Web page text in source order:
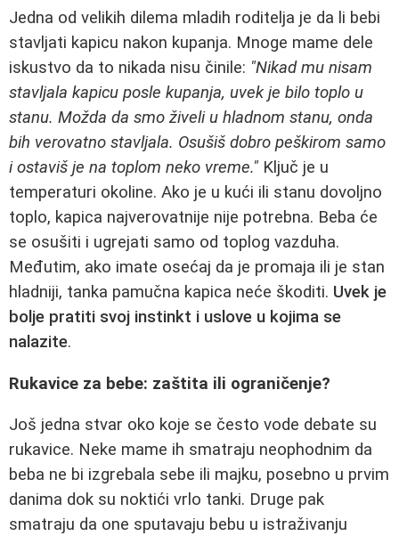
Jedna od velikih dilema mladih roditelja je da li bebi
stavljati kapicu nakon kupanja. Mnoge mame dele
iskustvo da to nikada nisu činile: "Nikad mu nisam
stavljala kapicu posle kupanja, uvek je bilo toplo u
stanu. Možda da smo živeli u hladnom stanu, onda
bih verovatno stavljala. Osušiš dobro peškirom samo
i ostaviš je na toplom neko vreme." Ključ je u
temperaturi okoline. Ako je u kući ili stanu dovoljno
toplo, kapica najverovatnije nije potrebna. Beba će
se osušiti i ugrejati samo od toplog vazduha.
Međutim, ako imate osećaj da je promaја ili je stan
hladniji, tanka pamučna kapica neće škoditi. Uvek je
bolje pratiti svoj instinkt i uslove u kojima se
nalazite.
Rukavice za bebe: zaštita ili ograničenje?
Još jedna stvar oko koje se često vode debate su
rukavice. Neke mame ih smatraju neophodnim da
beba ne bi izgrebala sebe ili majku, posebno u prvim
danima dok su noktići vrlo tanki. Druge pak
smatraju da one sputavaju bebu u istraživanju